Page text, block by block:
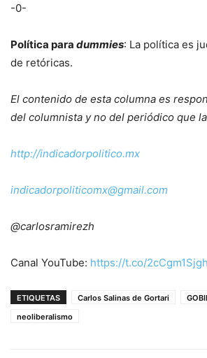
-0-
Política para dummies: La política es
de retóricas.
El contenido de esta columna es
del columnista y no del periódico que
http://indicadorpolitico.mx
indicadorpoliticomx@gmail.com
@carlosramirezh
Canal YouTube: https://t.co/2cCgm1Sjgh
ETIQUETAS Carlos Salinas de Gortari
neoliberalismo